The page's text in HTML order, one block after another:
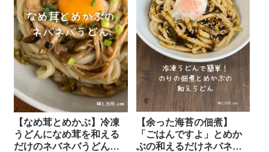
【なめ茸とめかぶ】冷凍
うどんになめ茸を和える
だけのネバネバうどん
【余った海苔の佃煮】
「ごはんですよ」とめか
ぶの和えるだけネバネバ